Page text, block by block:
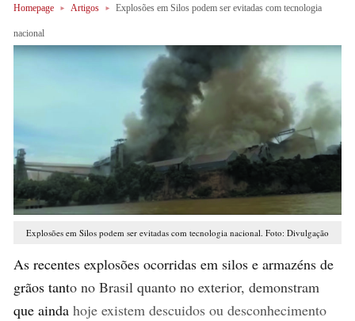
Homepage Artigos Explosões em Silos podem ser evitadas com tecnologia
nacional
Explosões em Silos podem ser evitadas com tecnologia nacional. Foto: Divulgação
As recentes explosões ocorridas em silos e armazéns de
grãos tanto no Brasil quanto no exterior, demonstram
que ainda hoje existem descuidos ou desconhecimento